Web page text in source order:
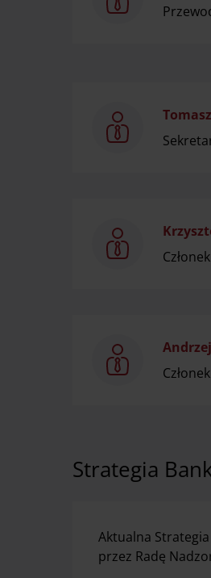
Strategia
Aktualna
przez Radę